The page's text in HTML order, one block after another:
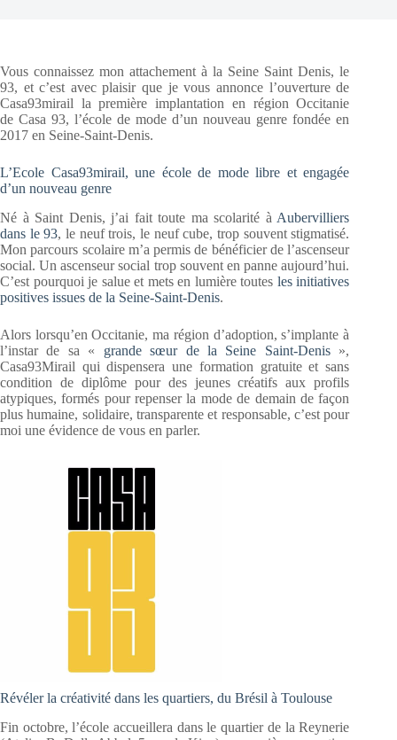
Vous connaissez mon attachement à la Seine Saint Denis, le
93, et c’est avec plaisir que je vous annonce l’ouverture de
Casa93mirail la première implantation en région Occitanie
de Casa 93, l’école de mode d’un nouveau genre fondée en
2017 en Seine-Saint-Denis.
L’Ecole Casa93mirail, une école de mode libre et engagée
d’un nouveau genre
Né à Saint Denis, j’ai fait toute ma scolarité à Aubervilliers
dans le 93, le neuf trois, le neuf cube, trop souvent stigmatisé.
Mon parcours scolaire m’a permis de bénéficier de l’ascenseur
social. Un ascenseur social trop souvent en panne aujourd’hui.
C’est pourquoi je salue et mets en lumière toutes les initiatives
positives issues de la Seine-Saint-Denis.
Alors lorsqu’en Occitanie, ma région d’adoption, s’implante à
l’instar de sa « grande sœur de la Seine Saint-Denis»,
Casa93Mirail qui dispensera une formation gratuite et sans
condition de diplôme pour des jeunes créatifs aux profils
atypiques, formés pour repenser la mode de demain de façon
plus humaine, solidaire, transparente et responsable, c’est pour
moi une évidence de vous en parler.
Révéler la créativité dans les quartiers, du Brésil à Toulouse
Fin octobre, l’école accueillera dans le quartier de la Reynerie